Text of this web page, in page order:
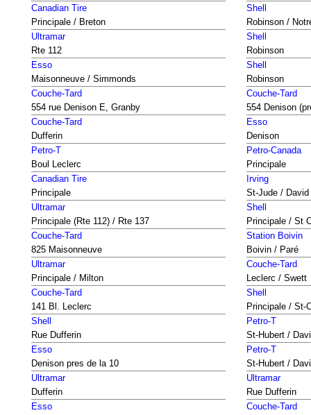
Canadian Tire
Principale / Breton
Shell
Robinson /
Ultramar
Rte 112
Shell
Robinson
Esso
Maisonneuve / Simmonds
Shell
Robinson
Couche-Tard
554 rue Denison E, Granby
Couche-Tard
554 Denison
Couche-Tard
Dufferin
Esso
Denison
Petro-T
Boul Leclerc
Petro-Canada
Principale
Canadian Tire
Principale
Irving
St-Jude / David
Ultramar
Principale (Rte 112) / Rte 137
Shell
Principale / St
Couche-Tard
825 Maisonneuve
Station Boivin
Boivin / Paré
Ultramar
Principale / Milton
Couche-Tard
Leclerc / Swett
Couche-Tard
141 Bl. Leclerc
Shell
Principale / St-
Shell
Rue Dufferin
Petro-T
St-Hubert /
Esso
Denison pres de la 10
Petro-T
St-Hubert /
Ultramar
Dufferin
Ultramar
Rue Dufferin
Esso
Couche-Tard